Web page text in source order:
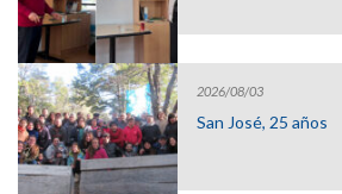
2026/08/03
San José, 25 años